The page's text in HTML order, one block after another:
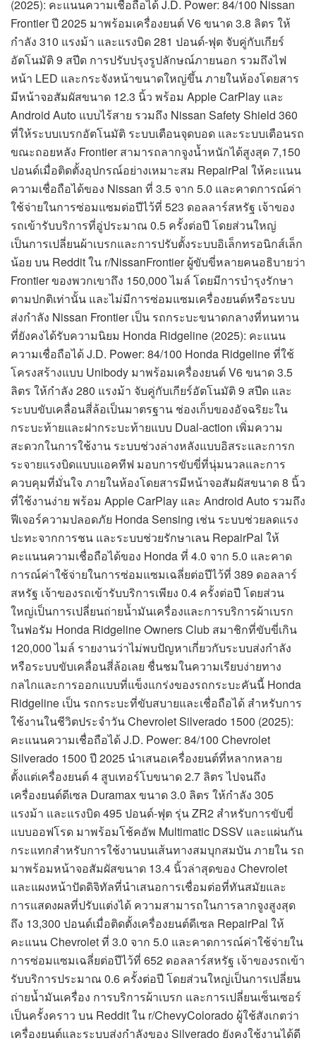
(2025): คะแนนความเชื่อถือได้ J.D. Power: 84/100 Nissan
Frontier ปี 2025 มาพร้อมเครื่องยนต์ V6 ขนาด 3.8 ลิตร ให้
กำลัง 310 แรงม้า และแรงบิด 281 ปอนด์-ฟุต จับคู่กับเกียร์
อัตโนมัติ 9 สปีด การปรับปรุงรูปลักษณ์ภายนอก รวมถึงไฟ
หน้า LED และกระจังหน้าขนาดใหญ่ขึ้น ภายในห้องโดยสาร
มีหน้าจอสัมผัสขนาด 12.3 นิ้ว พร้อม Apple CarPlay และ
Android Auto แบบไร้สาย รวมถึง Nissan Safety Shield 360
ที่ให้ระบบเบรกอัตโนมัติ ระบบเตือนจุดบอด และระบบเตือนรถ
ขณะถอยหลัง Frontier สามารถลากจูงน้ำหนักได้สูงสุด 7,150
ปอนด์เมื่อติดตั้งอุปกรณ์อย่างเหมาะสม RepairPal ให้คะแนน
ความเชื่อถือได้ของ Nissan ที่ 3.5 จาก 5.0 และคาดการณ์ค่า
ใช้จ่ายในการซ่อมแซมต่อปีไว้ที่ 523 ดอลลาร์สหรัฐ เจ้าของ
รถเข้ารับบริการที่อู่ประมาณ 0.5 ครั้งต่อปี โดยส่วนใหญ่
เป็นการเปลี่ยนผ้าเบรกและการปรับตั้งระบบอิเล็กทรอนิกส์เล็ก
น้อย บน Reddit ใน r/NissanFrontier ผู้ขับขี่หลายคนอธิบายว่า
Frontier ของพวกเขาถึง 150,000 ไมล์ โดยมีการบำรุงรักษา
ตามปกติเท่านั้น และไม่มีการซ่อมแซมเครื่องยนต์หรือระบบ
ส่งกำลัง Nissan Frontier เป็น รถกระบะขนาดกลางที่ทนทาน
ที่ยังคงได้รับความนิยม Honda Ridgeline (2025): คะแนน
ความเชื่อถือได้ J.D. Power: 84/100 Honda Ridgeline ที่ใช้
โครงสร้างแบบ Unibody มาพร้อมเครื่องยนต์ V6 ขนาด 3.5
ลิตร ให้กำลัง 280 แรงม้า จับคู่กับเกียร์อัตโนมัติ 9 สปีด และ
ระบบขับเคลื่อนสี่ล้อเป็นมาตรฐาน ช่องเก็บของอัจฉริยะใน
กระบะท้ายและฝากระบะท้ายแบบ Dual-action เพิ่มความ
สะดวกในการใช้งาน ระบบช่วงล่างหลังแบบอิสระและการก
ระจายแรงบิดแบบแอคทีฟ มอบการขับขี่ที่นุ่มนวลและการ
ควบคุมที่มั่นใจ ภายในห้องโดยสารมีหน้าจอสัมผัสขนาด 8 นิ้ว
ที่ใช้งานง่าย พร้อม Apple CarPlay และ Android Auto รวมถึง
ฟีเจอร์ความปลอดภัย Honda Sensing เช่น ระบบช่วยลดแรง
ปะทะจากการชน และระบบช่วยรักษาเลน RepairPal ให้
คะแนนความเชื่อถือได้ของ Honda ที่ 4.0 จาก 5.0 และคาด
การณ์ค่าใช้จ่ายในการซ่อมแซมเฉลี่ยต่อปีไว้ที่ 389 ดอลลาร์
สหรัฐ เจ้าของรถเข้ารับบริการเพียง 0.4 ครั้งต่อปี โดยส่วน
ใหญ่เป็นการเปลี่ยนถ่ายน้ำมันเครื่องและการบริการผ้าเบรก
ในฟอรัม Honda Ridgeline Owners Club สมาชิกที่ขับขี่เกิน
120,000 ไมล์ รายงานว่าไม่พบปัญหาเกี่ยวกับระบบส่งกำลัง
หรือระบบขับเคลื่อนสี่ล้อเลย ชื่นชมในความเรียบง่ายทาง
กลไกและการออกแบบที่แข็งแกร่งของรถกระบะคันนี้ Honda
Ridgeline เป็น รถกระบะที่ขับสบายและเชื่อถือได้ สำหรับการ
ใช้งานในชีวิตประจำวัน Chevrolet Silverado 1500 (2025):
คะแนนความเชื่อถือได้ J.D. Power: 84/100 Chevrolet
Silverado 1500 ปี 2025 นำเสนอเครื่องยนต์ที่หลากหลาย
ตั้งแต่เครื่องยนต์ 4 สูบเทอร์โบขนาด 2.7 ลิตร ไปจนถึง
เครื่องยนต์ดีเซล Duramax ขนาด 3.0 ลิตร ให้กำลัง 305
แรงม้า และแรงบิด 495 ปอนด์-ฟุต รุ่น ZR2 สำหรับการขับขี่
แบบออฟโรด มาพร้อมโช้คอัพ Multimatic DSSV และแผ่นกัน
กระแทกสำหรับการใช้งานบนเส้นทางสมบุกสมบัน ภายใน รถ
มาพร้อมหน้าจอสัมผัสขนาด 13.4 นิ้วล่าสุดของ Chevrolet
และแผงหน้าปัดดิจิทัลที่นำเสนอการเชื่อมต่อที่ทันสมัยและ
การแสดงผลที่ปรับแต่งได้ ความสามารถในการลากจูงสูงสุด
ถึง 13,300 ปอนด์เมื่อติดตั้งเครื่องยนต์ดีเซล RepairPal ให้
คะแนน Chevrolet ที่ 3.0 จาก 5.0 และคาดการณ์ค่าใช้จ่ายใน
การซ่อมแซมเฉลี่ยต่อปีไว้ที่ 652 ดอลลาร์สหรัฐ เจ้าของรถเข้า
รับบริการประมาณ 0.6 ครั้งต่อปี โดยส่วนใหญ่เป็นการเปลี่ยน
ถ่ายน้ำมันเครื่อง การบริการผ้าเบรก และการเปลี่ยนเซ็นเซอร์
เป็นครั้งคราว บน Reddit ใน r/ChevyColorado ผู้ใช้สังเกตว่า
เครื่องยนต์และระบบส่งกำลังของ Silverado ยังคงใช้งานได้ดี